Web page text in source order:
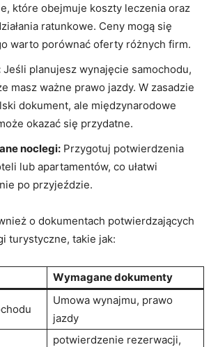
które obejmuje koszty leczenia oraz
ratunkowe. Ceny mogą się
warto porównać oferty różnych firm.
Jeśli planujesz wynajęcie samochodu,
masz ważne prawo⁤ jazdy. W zasadzie
dokument, ‌ale międzynarodowe
okazać się przydatne.
⁣noclegi: Przygotuj potwierdzenia
lub apartamentów, ‍co ułatwi
po przyjeździe.
o dokumentach⁢ potwierdzających⁣
turystyczne, takie jak:
Wymagane dokumenty
Umowa wynajmu, prawo
jazdy
potwierdzenie rezerwacji,